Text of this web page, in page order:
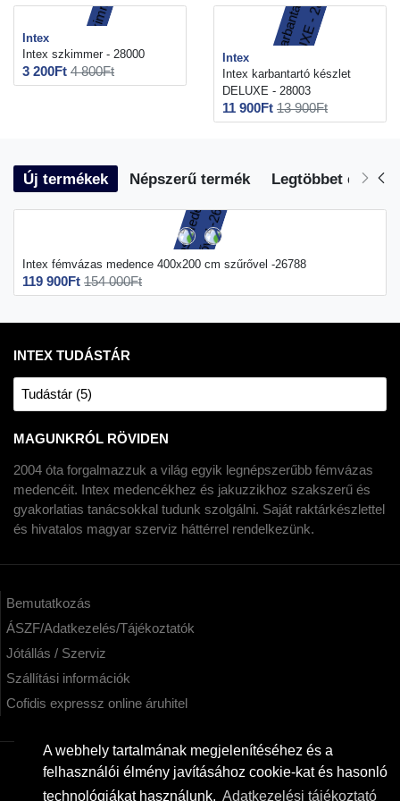
A webhely tartalmának megjelenítéséhez és a
felhasználói élmény javításához cookie-kat és hasonló
technológiákat használunk. Adatkezelési tájékoztató
Intex
Intex szkimmer - 28000
3 200Ft 4 800Ft
Intex
DELUXE - 28003
11 900Ft 13 900Ft
Új termékek Népszerű termék Legtöbbet eladott
Intex fémvázas medence 400x200 cm szűrővel -26788
119 900Ft 154 000Ft
INTEX TUDÁSTÁR
Tudástár (5)
MAGUNKRÓL RÖVIDEN
2004 óta forgalmazzuk a világ egyik legnépszerűbb fémvázas
medencéit. Intex medencékhez és jakuzzikhoz szakszerű és
gyakorlatias tanácsokkal tudunk szolgálni. Saját raktárkészlettel
és hivatalos magyar szerviz háttérrel rendelkezünk.
Bemutatkozás
ÁSZF/Adatkezelés/Tájékoztatók
Jótállás / Szerviz
Szállítási információk
Cofidis expressz online áruhitel
KAPCSOLAT